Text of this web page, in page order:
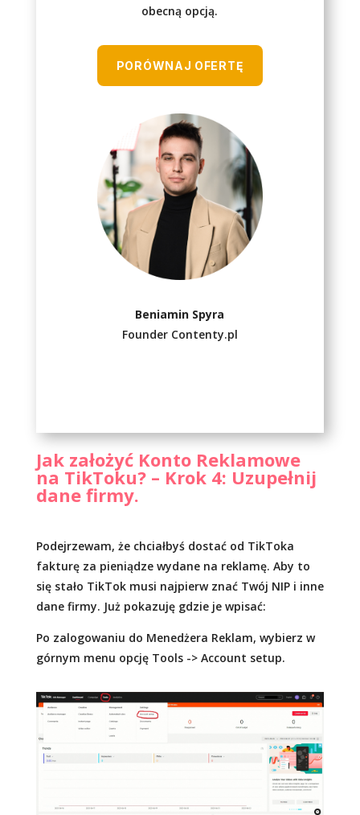
obecną opcją.
PORÓWNAJ OFERTĘ
Beniamin Spyra
Founder Contenty.pl
Jak założyć Konto Reklamowe
na TikToku? – Krok 4: Uzupełnij
dane firmy.
Podejrzewam, że chciałbyś dostać od TikToka
fakturę za pieniądze wydane na reklamę. Aby to
się stało TikTok musi najpierw znać Twój NIP i inne
dane firmy. Już pokazuję gdzie je wpisać:
Po zalogowaniu do Menedżera Reklam, wybierz w
górnym menu opcję Tools -> Account setup.